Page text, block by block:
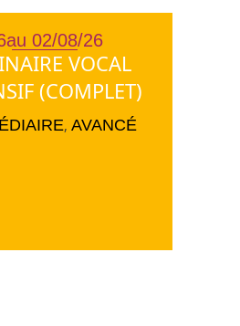
au 02/08/26
VOCAL
(COMPLET)
, AVANCÉ